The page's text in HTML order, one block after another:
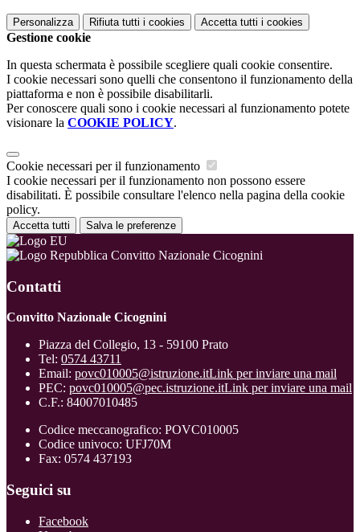
Personalizza Rifiuta tutti i cookies Accetta tutti i cookies
Gestione cookie
In questa schermata è possibile scegliere quali cookie consentire.
I cookie necessari sono quelli che consentono il funzionamento della
piattaforma e non è possibile disabilitarli.
Per conoscere quali sono i cookie necessari al funzionamento potete
visionare la COOKIE POLICY.
Cookie necessari per il funzionamento
I cookie necessari per il funzionamento non possono essere
disabilitati. È possibile consultare l'elenco nella pagina della cookie
policy.
Accetta tutti Salva le preferenze
Convitto Nazionale Cicognini
Contatti
Convitto Nazionale Cicognini
Piazza del Collegio, 13 - 59100 Prato
Tel: 0574 43711
Email: povc010005@istruzione.itLink per inviare una mail
PEC: povc010005@pec.istruzione.itLink per inviare una mail
C.F.: 84007010485
Codice meccanografico: POVC010005
Codice univoco: UFJ70M
Fax: 0574 437193
Seguici su
Facebook